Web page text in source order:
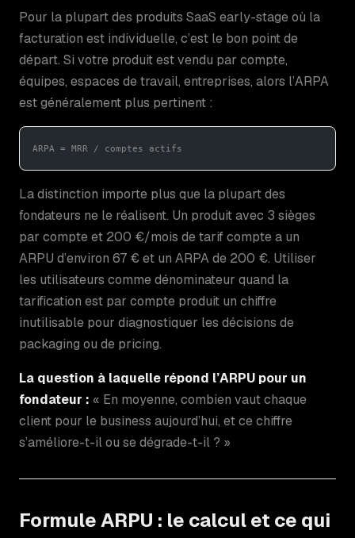
Pour la plupart des produits SaaS early-stage où la
facturation est individuelle, c’est le bon point de
départ. Si votre produit est vendu par compte,
équipes, espaces de travail, entreprises, alors l’ARPA
est généralement plus pertinent :
ARPA = MRR / comptes actifs
La distinction importe plus que la plupart des
fondateurs ne le réalisent. Un produit avec 3 sièges
par compte et 200 €/mois de tarif compte a un
ARPU d’environ 67 € et un ARPA de 200 €. Utiliser
les utilisateurs comme dénominateur quand la
tarification est par compte produit un chiffre
inutilisable pour diagnostiquer les décisions de
packaging ou de pricing.
La question à laquelle répond l’ARPU pour un
fondateur : « En moyenne, combien vaut chaque
client pour le business aujourd’hui, et ce chiffre
s’améliore-t-il ou se dégrade-t-il ? »
Formule ARPU : le calcul et ce qui